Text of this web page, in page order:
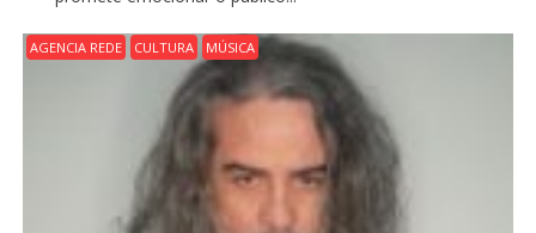
AGENCIA REDE CULTURA MÚSICA